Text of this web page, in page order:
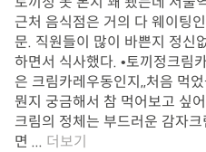
근처 음식점은 거의 다 웨이팅
문. 직원들이 많이 바쁜지 정신
하면서 식사했다. •토끼정크림
은 크림카레우동인지,,처음 먹
뭔지 궁금해서 참 먹어보고 싶
크림의 정체는 부드러운 감자
면 ... 더보기